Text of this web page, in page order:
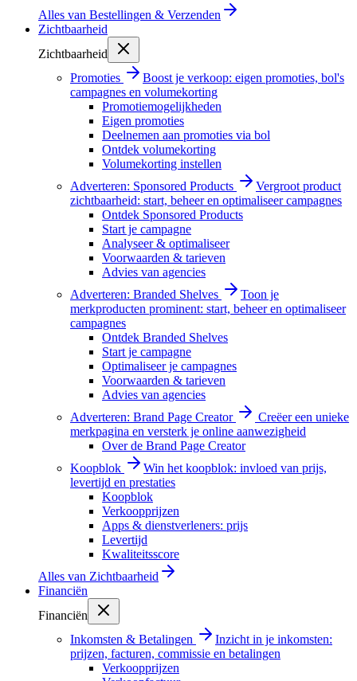
Alles van Bestellingen & Verzenden
Zichtbaarheid
Zichtbaarheid
Promoties
Boost je verkoop: eigen promoties, bol's
campagnes en volumekorting
Promotiemogelijkheden
Eigen promoties
Deelnemen aan promoties via bol
Ontdek volumekorting
Volumekorting instellen
Adverteren: Sponsored Products
Vergroot product
zichtbaarheid: start, beheer en optimaliseer campagnes
Ontdek Sponsored Products
Start je campagne
Analyseer & optimaliseer
Voorwaarden & tarieven
Advies van agencies
Adverteren: Branded Shelves
Toon je
merkproducten prominent: start, beheer en optimaliseer
campagnes
Ontdek Branded Shelves
Start je campagne
Optimaliseer je campagnes
Voorwaarden & tarieven
Advies van agencies
Adverteren: Brand Page Creator
Creëer een unieke
merkpagina en versterk je online aanwezigheid
Over de Brand Page Creator
Koopblok
Win het koopblok: invloed van prijs,
levertijd en prestaties
Koopblok
Verkoopprijzen
Apps & dienstverleners: prijs
Levertijd
Kwaliteitsscore
Alles van Zichtbaarheid
Financiën
Financiën
Inkomsten & Betalingen
Inzicht in je inkomsten:
prijzen, facturen, commissie en betalingen
Verkoopprijzen